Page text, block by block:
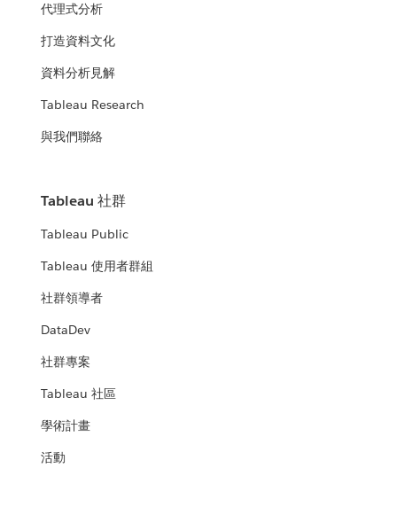
代理式分析
打造資料文化
資料分析見解
Tableau Research
與我們聯絡
Tableau 社群
Tableau Public
Tableau 使用者群組
社群領導者
DataDev
社群專案
Tableau 社區
學術計畫
活動